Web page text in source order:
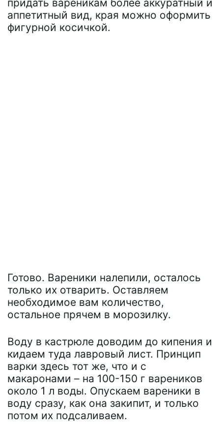
придать вареникам более аккуратный и
аппетитный вид, края можно оформить
фигурной косичкой.
Готово. Вареники налепили, осталось
только их отварить. Оставляем
необходимое вам количество,
остальное прячем в морозилку.
Воду в кастрюле доводим до кипения и
кидаем туда лавровый лист. Принцип
варки здесь тот же, что и с
макаронами – на 100-150 г вареников
около 1 л воды. Опускаем вареники в
воду сразу, как она закипит, и только
потом их подсаливаем.